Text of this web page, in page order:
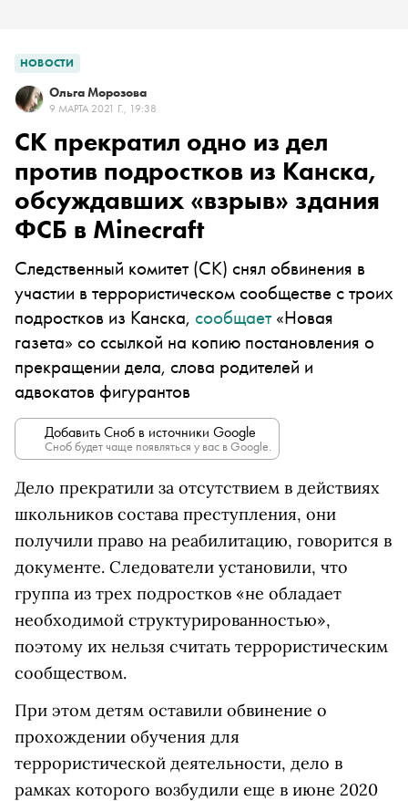
НОВОСТИ
Ольга Морозова
9 МАРТА 2021 Г., 19:38
СК прекратил одно из дел
против подростков из Канска,
обсуждавших «взрыв» здания
ФСБ в Minecraft
Следственный комитет (СК) снял обвинения в
участии в террористическом сообществе с троих
подростков из Канска, сообщает«Новая
газета» со ссылкой на копию постановления о
прекращении дела, слова родителей и
адвокатов фигурантов
Добавить Сноб в источники Google
Сноб будет чаще появляться у вас в Google.
Дело прекратили за отсутствием в действиях
школьников состава преступления, они
получили право на реабилитацию, говорится в
документе. Следователи установили, что
группа из трех подростков «не обладает
необходимой структурированностью»,
поэтому их нельзя считать террористическим
сообществом.
При этом детям оставили обвинение о
прохождении обучения для
террористической деятельности, дело в
рамках которого возбудили еще в июне 2020